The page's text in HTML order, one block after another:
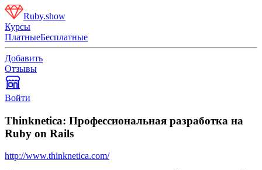
Ruby.show
Курсы
ПлатныеБесплатные
Добавить
Отзывы
Войти
Thinknetica: Профессиональная разработка на
Ruby on Rails
http://www.thinknetica.com/